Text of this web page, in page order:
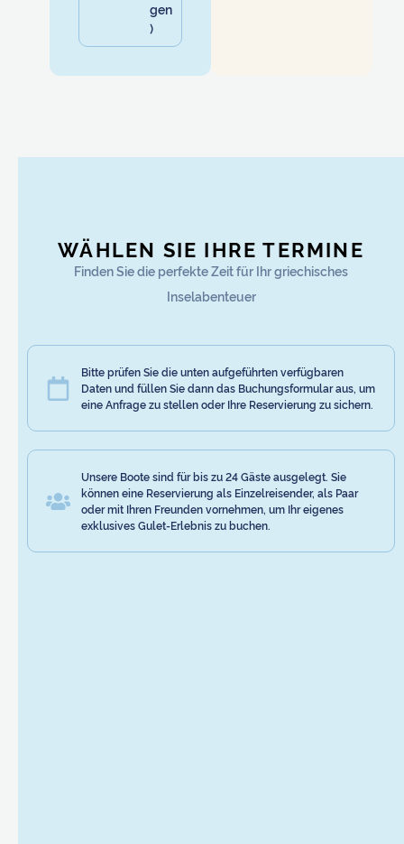
gen
)
WÄHLEN SIE IHRE TERMINE
Finden Sie die perfekte Zeit für Ihr griechisches
Inselabenteuer
Bitte prüfen Sie die unten aufgeführten verfügbaren
Daten und füllen Sie dann das Buchungsformular aus, um
eine Anfrage zu stellen oder Ihre Reservierung zu sichern.
Unsere Boote sind für bis zu 24 Gäste ausgelegt. Sie
können eine Reservierung als Einzelreisender, als Paar
oder mit Ihren Freunden vornehmen, um Ihr eigenes
exklusives Gulet-Erlebnis zu buchen.